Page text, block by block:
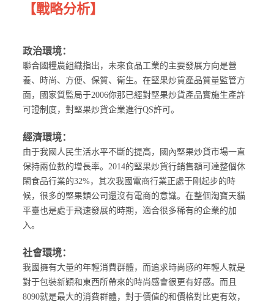
【戰略分析】
政治環境：
聯合國糧農組織指出，未來食品工業的主要發展方向是營
養、時尚、方便、保質、衛生。在堅果炒貨產品質量監管方
面，國家質監局于2006你那已經對堅果炒貨產品實施生產許
可證制度，對堅果炒貨企業進行QS許可。
經濟環境：
由于我國人民生活水平不斷的提高，國內堅果炒貨市場一直
保持兩位數的增長率。2014的堅果炒貨行銷售額可達整個休
閑食品行業的32%，其次我國電商行業正處于剛起步的時
候，很多的堅果類公司還沒有電商的意識。在整個淘寶天貓
平臺也是處于飛速發展的時期，適合很多稀有的企業的加
入。
社會環境：
我國擁有大量的年輕消費群體，而追求時尚感的年輕人就是
對于包裝新穎和東西所帶來的時尚感會很更有好感。而且
8090就是最大的消費群體，對于價值的和價格對比更有效，